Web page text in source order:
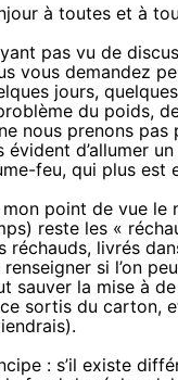
à toutes et à
pas vu de
vous demandez
jours,
du poids,
nous prenons
évident d’allumer
feu, qui plus est
mon point de vue le
reste les «
réchauds, livrés
renseigner si l’on
sauver la mise à
sortis du carton,
: s’il existe